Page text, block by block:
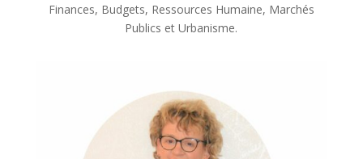
Finances, Budgets, Ressources Humaine, Marchés
Publics et Urbanisme.